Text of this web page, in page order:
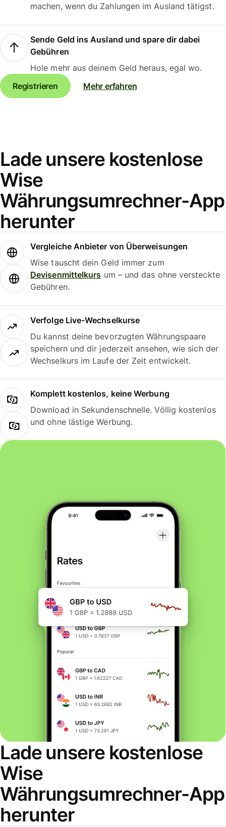
machen, wenn du Zahlungen im Ausland tätigst.
Sende Geld ins Ausland und spare dir dabei
Gebühren
Hole mehr aus deinem Geld heraus, egal wo.
Registrieren
Mehr erfahren
Lade unsere kostenlose
Wise
Währungsumrechner-App
herunter
Vergleiche Anbieter von Überweisungen
Wise tauscht dein Geld immer zum
Devisenmittelkurs um – und das ohne versteckte
Gebühren.
Verfolge Live-Wechselkurse
Du kannst deine bevorzugten Währungspaare
speichern und dir jederzeit ansehen, wie sich der
Wechselkurs im Laufe der Zeit entwickelt.
Komplett kostenlos, keine Werbung
Download in Sekundenschnelle. Völlig kostenlos
und ohne lästige Werbung.
Lade unsere kostenlose
Wise
Währungsumrechner-App
herunter